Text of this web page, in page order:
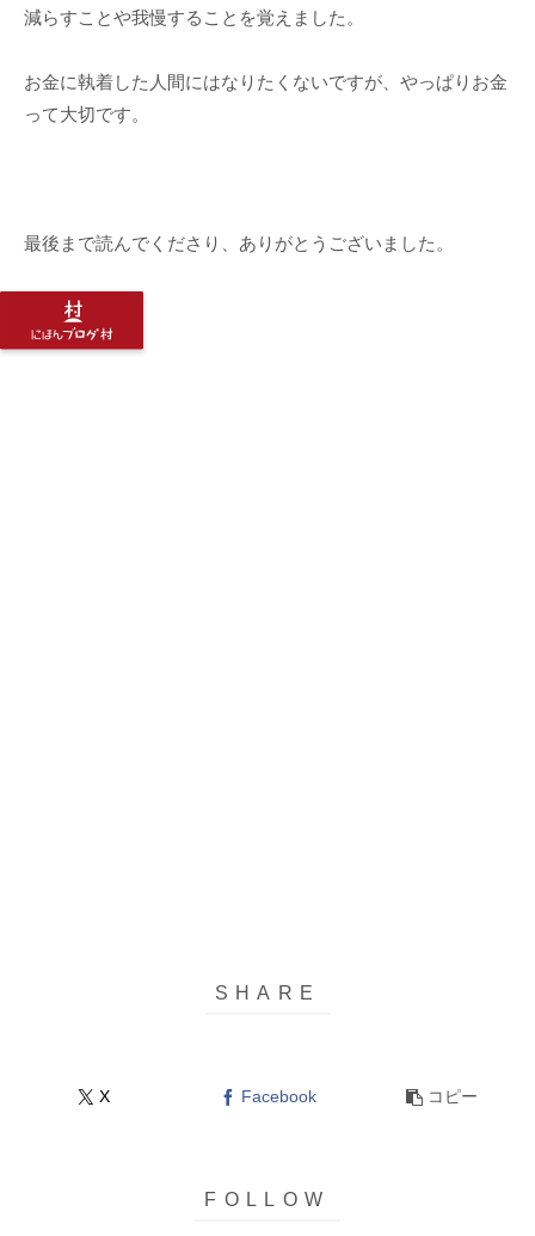
減らすことや我慢することを覚えました。
お金に執着した人間にはなりたくないですが、やっぱりお金
って大切です。
最後まで読んでくださり、ありがとうございました。
X Facebook コピー